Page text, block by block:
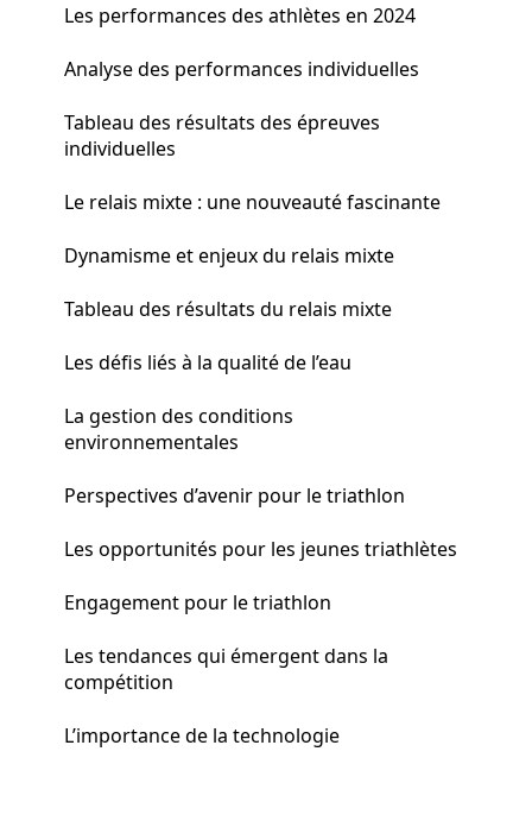
Les performances des athlètes en 2024
Analyse des performances individuelles
Tableau des résultats des épreuves
individuelles
Le relais mixte : une nouveauté fascinante
Dynamisme et enjeux du relais mixte
Tableau des résultats du relais mixte
Les défis liés à la qualité de l’eau
La gestion des conditions
environnementales
Perspectives d’avenir pour le triathlon
Les opportunités pour les jeunes triathlètes
Engagement pour le triathlon
Les tendances qui émergent dans la
compétition
L’importance de la technologie